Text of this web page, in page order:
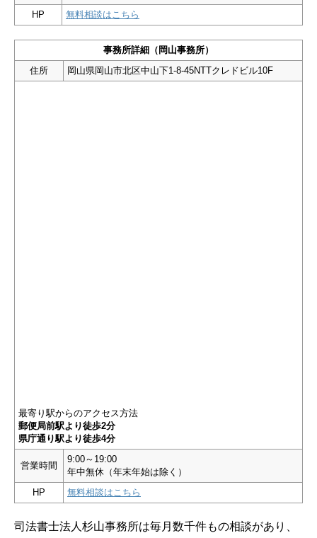
HP
無料相談はこちら
事務所詳細（岡山事務所）
住所
岡山県岡山市北区中山下1-8-45NTTクレドビル10F
最寄り駅からのアクセス方法
郵便局前駅より徒歩2分
県庁通り駅より徒歩4分
営業時間
9:00～19:00
年中無休（年末年始は除く）
HP
無料相談はこちら
司法書士法人杉山事務所は毎月数千件もの相談があり、